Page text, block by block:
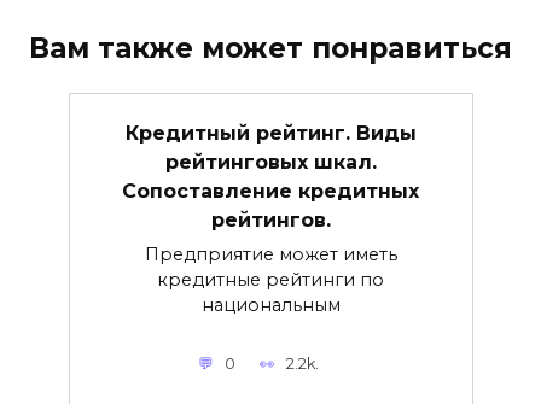
Вам также может понравиться
Кредитный рейтинг. Виды
рейтинговых шкал.
Сопоставление кредитных
рейтингов.
Предприятие может иметь
кредитные рейтинги по
национальным
0 2.2k.